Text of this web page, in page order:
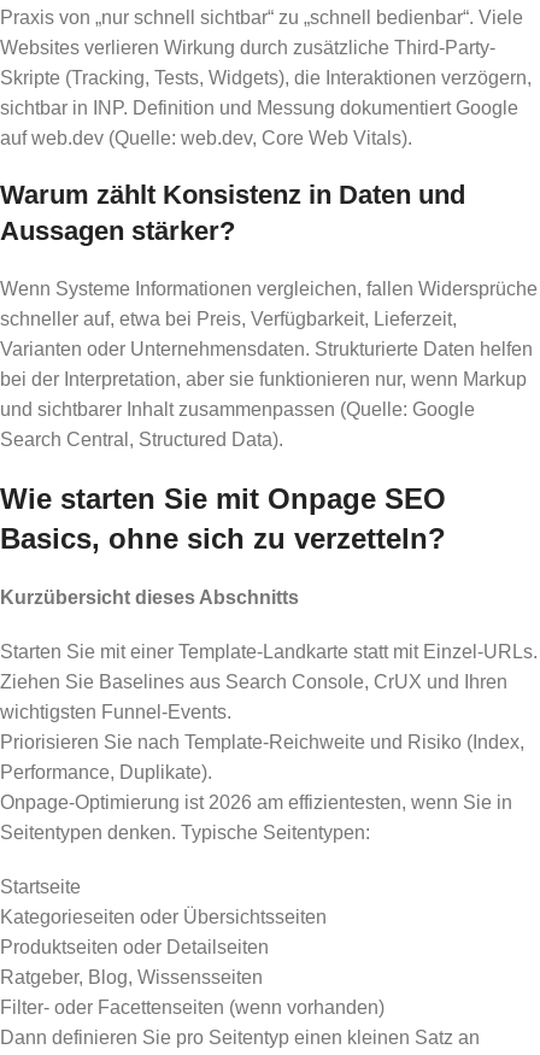
Praxis von „nur schnell sichtbar“ zu „schnell bedienbar“. Viele
Websites verlieren Wirkung durch zusätzliche Third-Party-
Skripte (Tracking, Tests, Widgets), die Interaktionen verzögern,
sichtbar in INP. Definition und Messung dokumentiert Google
auf web.dev (Quelle: web.dev, Core Web Vitals).
Warum zählt Konsistenz in Daten und
Aussagen stärker?
Wenn Systeme Informationen vergleichen, fallen Widersprüche
schneller auf, etwa bei Preis, Verfügbarkeit, Lieferzeit,
Varianten oder Unternehmensdaten. Strukturierte Daten helfen
bei der Interpretation, aber sie funktionieren nur, wenn Markup
und sichtbarer Inhalt zusammenpassen (Quelle: Google
Search Central, Structured Data).
Wie starten Sie mit Onpage SEO
Basics, ohne sich zu verzetteln?
Kurzübersicht dieses Abschnitts
Starten Sie mit einer Template-Landkarte statt mit Einzel-URLs.
Ziehen Sie Baselines aus Search Console, CrUX und Ihren
wichtigsten Funnel-Events.
Priorisieren Sie nach Template-Reichweite und Risiko (Index,
Performance, Duplikate).
Onpage-Optimierung ist 2026 am effizientesten, wenn Sie in
Seitentypen denken. Typische Seitentypen:
Startseite
Kategorieseiten oder Übersichtsseiten
Produktseiten oder Detailseiten
Ratgeber, Blog, Wissensseiten
Filter- oder Facettenseiten (wenn vorhanden)
Dann definieren Sie pro Seitentyp einen kleinen Satz an